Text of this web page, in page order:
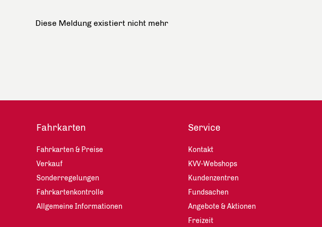
Diese Meldung existiert nicht mehr
Fahrkarten
Fahrkarten & Preise
Verkauf
Sonderregelungen
Fahrkartenkontrolle
Allgemeine Informationen
Service
Kontakt
KVV-Webshops
Kundenzentren
Fundsachen
Angebote & Aktionen
Freizeit